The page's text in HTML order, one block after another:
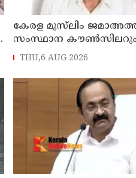
കേരള മുസ്‌ലിം
സംസ്ഥാന
തളിപ്പറമ്പിലെ മുതിർന്ന
അലി മൊഗ്രാൽ
THU,6 AUG 2026